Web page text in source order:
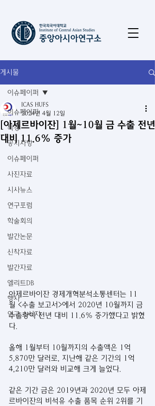
게시물
이슈페이퍼
특강
공지사항
이슈페이퍼
사진자료
시사뉴스
연구포럼
학술회의
발간논문
신착자료
발간자료
엘리트DB
행사
연구 소식지
이슈페이퍼
[아제르바이잔] 1월~10월 금 수출 전년
대비 11.6% 증가
ICAS HUFS
2024년 4월 12일
아제르바이잔 경제개혁분석소통센터는 11
월 <수출 보고서>에서 2020년 10월까지 금
수출량이 전년 대비 11.6% 증가했다고 밝혔
다.
올해 1월부터 10월까지의 수출액은 1억
5,870만 달러로, 지난해 같은 기간의 1억
4,210만 달러와 비교해 크게 늘었다.
같은 기간 금은 2019년과 2020년 모두 아제
르바이잔의 비석유 수출 품목 순위 2위를 기